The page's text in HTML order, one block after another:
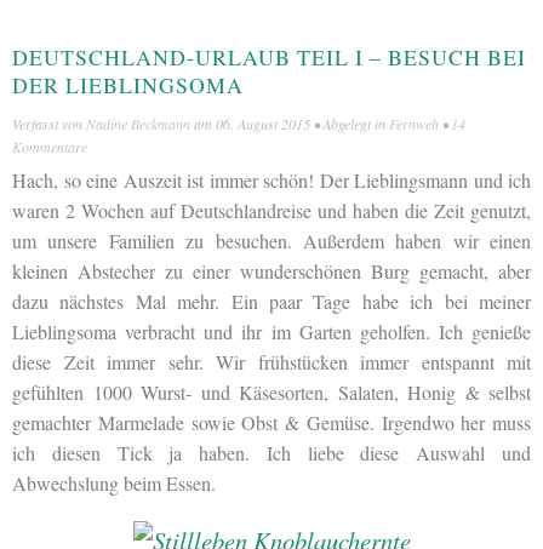
DEUTSCHLAND-URLAUB TEIL I – BESUCH BEI
DER LIEBLINGSOMA
Verfasst von Nadine Beckmann am 06. August 2015 • Abgelegt in Fernweh • 14
Kommentare
Hach, so eine Auszeit ist immer schön! Der Lieblingsmann und ich
waren 2 Wochen auf Deutschlandreise und haben die Zeit genutzt,
um unsere Familien zu besuchen. Außerdem haben wir einen
kleinen Abstecher zu einer wunderschönen Burg gemacht, aber
dazu nächstes Mal mehr. Ein paar Tage habe ich bei meiner
Lieblingsoma verbracht und ihr im Garten geholfen. Ich genieße
diese Zeit immer sehr. Wir frühstücken immer entspannt mit
gefühlten 1000 Wurst- und Käsesorten, Salaten, Honig & selbst
gemachter Marmelade sowie Obst & Gemüse. Irgendwo her muss
ich diesen Tick ja haben. Ich liebe diese Auswahl und
Abwechslung beim Essen.